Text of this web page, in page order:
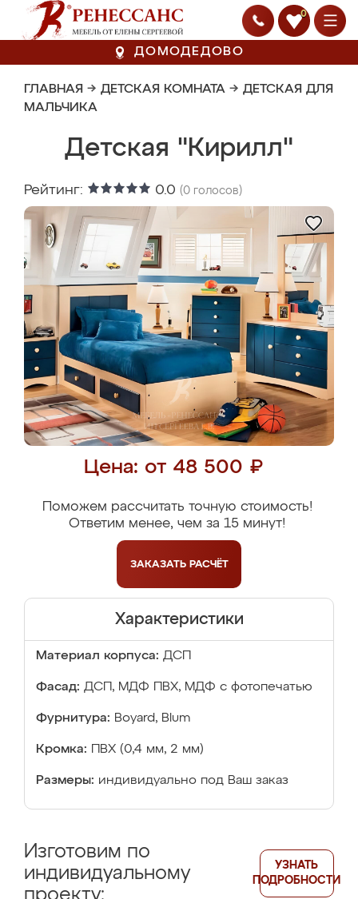
0
ДОМОДЕДОВО
ГЛАВНАЯ → ДЕТСКАЯ КОМНАТА → ДЕТСКАЯ ДЛЯ
МАЛЬЧИКА
Детская "Кирилл"
Рейтинг: 0.0 (0 голосов)
Цена: от 48 500 ₽
Поможем рассчитать точную стоимость!
Ответим менее, чем за 15 минут!
ЗАКАЗАТЬ РАСЧЁТ
Характеристики
Материал корпуса: ДСП
Фасад: ДСП, МДФ ПВХ, МДФ с фотопечатью
Фурнитура: Boyard, Blum
Кромка: ПВХ (0,4 мм, 2 мм)
Размеры: индивидуально под Ваш заказ
Изготовим по
индивидуальному
проекту:
УЗНАТЬ
ПОДРОБНОСТИ